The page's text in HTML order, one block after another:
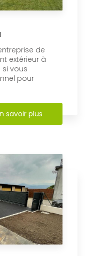
de
extérieur à
si vous
pour
savoir plus